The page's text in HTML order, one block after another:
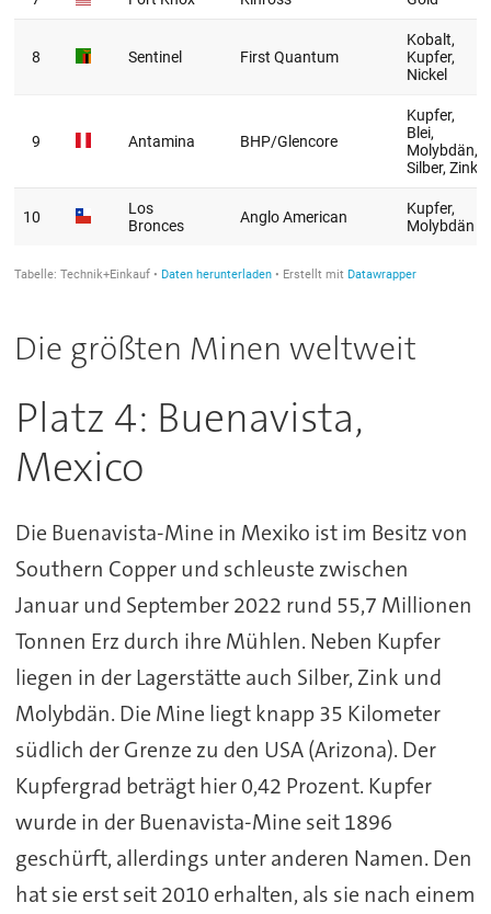
Die größten Minen weltweit
Platz 4: Buenavista,
Mexico
Die Buenavista-Mine in Mexiko ist im Besitz von
Southern Copper und schleuste zwischen
Januar und September 2022 rund 55,7 Millionen
Tonnen Erz durch ihre Mühlen. Neben Kupfer
liegen in der Lagerstätte auch Silber, Zink und
Molybdän. Die Mine liegt knapp 35 Kilometer
südlich der Grenze zu den USA (Arizona). Der
Kupfergrad beträgt hier 0,42 Prozent. Kupfer
wurde in der Buenavista-Mine seit 1896
geschürft, allerdings unter anderen Namen. Den
hat sie erst seit 2010 erhalten, als sie nach einem